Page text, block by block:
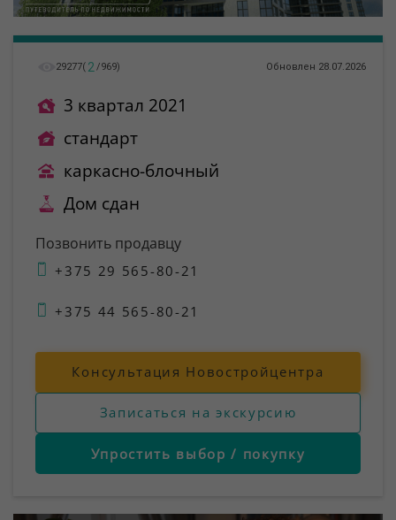
29277( 2 /969) Обновлен 28.07.2026
3 квартал 2021
стандарт
каркасно-блочный
Дом сдан
Позвонить продавцу
+375 29 565-80-21
+375 44 565-80-21
Консультация Новостройцентра
Записаться на экскурсию
Упростить выбор / покупку